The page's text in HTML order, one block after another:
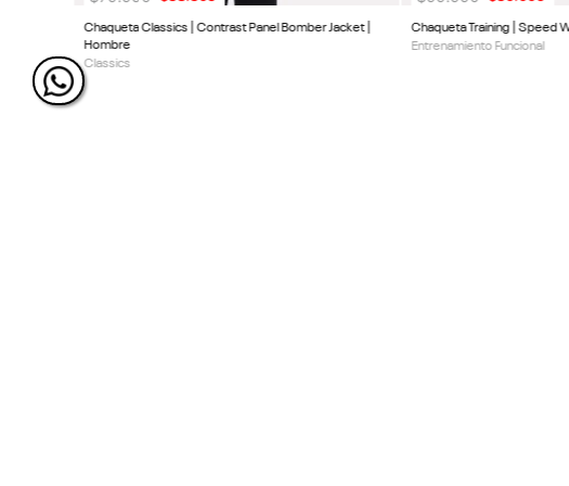
Chaqueta Classics | Contrast Panel Bomber Jacket |
Hombre
Classics
Chaqueta Training | Speed
Entrenamiento Funcional